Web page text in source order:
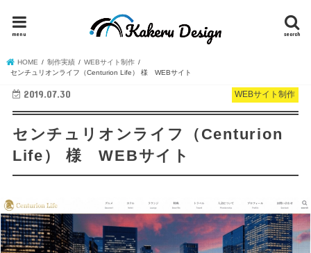
search
menu
HOME 制作実績
WEBサイト制作
センチュリオンライフ（Centurion Life） 様 WEBサイト
WEBサイト制作
2019.07.30
センチュリオンライフ（Centurion
Life） 様 WEBサイト